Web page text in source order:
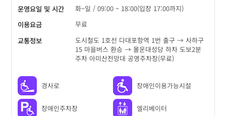
운영요일 및 시간
화~일 / 09:00 ~ 18:00(입장 17:00까지)
이용요금
무료
교통정보
도시철도 1호선 다대포항역 1번 출구 → 사하구
15 마을버스 환승 → 몰운대성당 하차 도보2분
주차 아미산전망대 공영주차장(무료)
경사로 장애인이용가능시설
장애인주차장 엘리베이터